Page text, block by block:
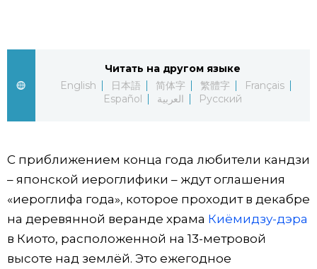
Экономика
Общество
Культура
Японский язык
Семья
Еда и напитки
official SNS
Читать на другом языке
English
日本語 简体字 繁體字
Français
Español
العربية Русский
С приближением конца года любители кандзи
– японской иероглифики – ждут оглашения
«иероглифа года», которое проходит в декабре
на деревянной веранде храма Киёмидзу-дэра
в Киото, расположенной на 13-метровой
высоте над землёй. Это ежегодное